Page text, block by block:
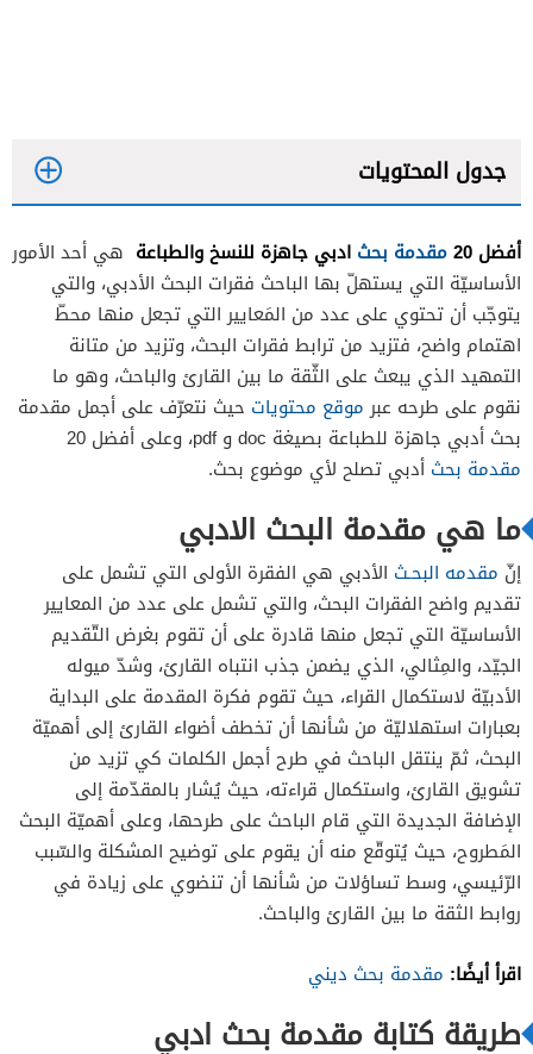
جدول المحتويات
نموذج مقدمة بحث ادبي قصيرة
نموذج مقدمة بحث ادبي طويلة
مقدمة بحث ادبي عن شاعر جاهلي
مقدمة بحث ادبي عن كتاب
مقدمة بحث عن الأدب العربي
مقدمة بحث نقد ادبي
مقدمة بحث ادبي باللغة الانجليزية
نموذج مقدمة بحث ادبي جاهزة للطباعة pdf
نموذج مقدمة بحث ادبي جاهزة للطباعة doc، word
المقدمة الأولى #1
المقدمة الثانية #2
المقدمة الثالثة #3
المقدمة الرابعة #4
المقدمة الخامسة #5
أفضل 20 مقدمة بحث ادبي جاهزة للنسخ والطباعة هي أحد الأمور
الأساسيّة التي يستهلّ بها الباحث فقرات البحث الأدبي، والتي
يتوجّب أن تحتوي على عدد من المَعايير التي تجعل منها محطّ
اهتمام واضح، فتزيد من ترابط فقرات البحث، وتزيد من متانة
التمهيد الذي يبعث على الثّقة ما بين القارئ والباحث، وهو ما
نقوم على طرحه عبرموقع محتويات حيث نتعرّف على أجمل مقدمة
بحث أدبي جاهزة للطباعة بصيغة doc و pdf، وعلى أفضل 20
مقدمة بحث أدبي تصلح لأي موضوع بحث.
ما هي مقدمة البحث الادبي
إنّ مقدمه البحـث الأدبي هي الفقرة الأولى التي تشمل على
تقديم واضح الفقرات البحث، والتي تشمل على عدد من المعايير
الأساسيّة التي تجعل منها قادرة على أن تقوم بغرض التّقديم
الجيّد، والمِثالي، الذي يضمن جذب انتباه القارئ، وشدّ ميوله
الأدبيّة لاستكمال القراء، حيث تقوم فكرة المقدمة على البداية
بعبارات استهلاليّة من شأنها أن تخطف أضواء القارئ إلى أهميّة
البحث، ثمّ ينتقل الباحث في طرح أجمل الكلمات كي تزيد من
تشويق القارئ، واستكمال قراءته، حيث يُشار بالمقدّمة إلى
الإضافة الجديدة التي قام الباحث على طرحها، وعلى أهميّة البحث
المَطروح، حيث يُتوقّع منه أن يقوم على توضيح المشكلة والسّبب
الرّئيسي، وسط تساؤلات من شأنها أن تنضوي على زيادة في
روابط الثقة ما بين القارئ والباحث.
اقرأ أيضًا: مقدمة بحث ديني
طريقة كتابة مقدمة بحث ادبي